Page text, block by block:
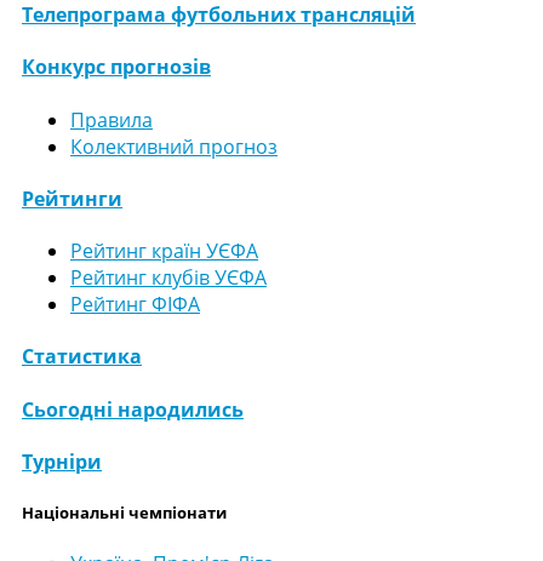
Телепрограма футбольних трансляцій
Конкурс прогнозів
Правила
Колективний прогноз
Рейтинги
Рейтинг країн УЄФА
Рейтинг клубів УЄФА
Рейтинг ФІФА
Статистика
Сьогодні народились
Турніри
Національні чемпіонати